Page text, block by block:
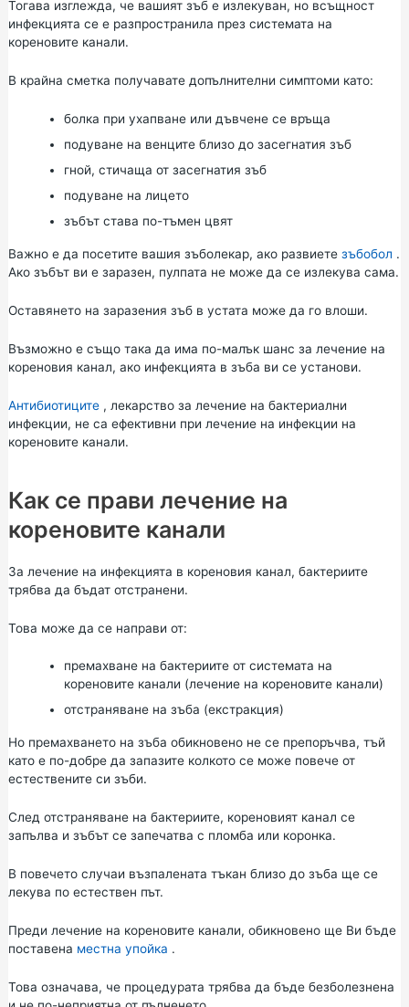
Тогава изглежда, че вашият зъб е излекуван, но всъщност
инфекцията се е разпространила през системата на
кореновите канали.
В крайна сметка получавате допълнителни симптоми като:
болка при ухапване или дъвчене се връща
подуване на венците близо до засегнатия зъб
гной, стичаща от засегнатия зъб
подуване на лицето
зъбът става по-тъмен цвят
Важно е да посетите вашия зъболекар, ако развиете зъбобол .
Ако зъбът ви е заразен, пулпата не може да се излекува сама.
Оставянето на заразения зъб в устата може да го влоши.
Възможно е също така да има по-малък шанс за лечение на
кореновия канал, ако инфекцията в зъба ви се установи.
Антибиотиците, лекарство за лечение на бактериални
инфекции, не са ефективни при лечение на инфекции на
кореновите канали.
Как се прави лечение на
кореновите канали
За лечение на инфекцията в кореновия канал, бактериите
трябва да бъдат отстранени.
Това може да се направи от:
премахване на бактериите от системата на
кореновите канали (лечение на кореновите канали)
отстраняване на зъба (екстракция)
Но премахването на зъба обикновено не се препоръчва, тъй
като е по-добре да запазите колкото се може повече от
естествените си зъби.
След отстраняване на бактериите, кореновият канал се
запълва и зъбът се запечатва с пломба или коронка.
В повечето случаи възпалената тъкан близо до зъба ще се
лекува по естествен път.
Преди лечение на кореновите канали, обикновено ще Ви бъде
поставена местна упойка .
Това означава, че процедурата трябва да бъде безболезнена